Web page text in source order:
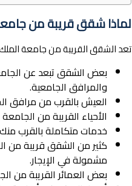
لماذا شقق قريبة من
تعد الشقق القريبة من جامعة
والمرافق الجامعية.
العيش بالقرب من مرافق
الأحياء القريبة من
خدمات متكاملة بالقرب
كثير من الشقق قريبة من
مشمولة في الإيجار.
بعض العمائر القريبة من